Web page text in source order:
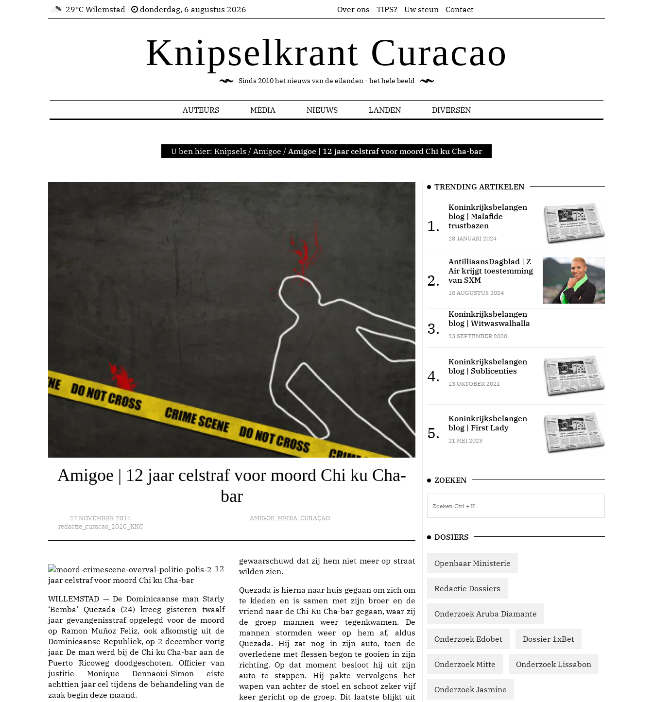
29°C Wilemstad donderdag, 6 augustus 2026 Over ons TIPS? Uw steun Contact
Knipselkrant Curacao
Sinds 2010 het nieuws van de eilanden - het hele beeld
AUTEURS MEDIA NIEUWS LANDEN DIVERSEN
U ben hier: Knipsels / Amigoe / Amigoe | 12 jaar celstraf voor moord Chi ku Cha-bar
Amigoe | 12 jaar celstraf voor moord Chi ku Cha-
bar
27 NOVEMBER 2014
redactie_curacao_2010_KKC
AMIGOE,MEDIA,CURAÇAO
12
jaar celstraf voor moord Chi ku Cha-bar
WILLEMSTAD — De Dominicaanse man Starly
‘Bemba’ Quezada (24) kreeg gisteren twaalf
jaar gevangenisstraf opgelegd voor de moord
op Ramon Muñoz Feliz, ook afkomstig uit de
Dominicaanse Republiek, op 2 december vorig
jaar. De man werd bij de Chi ku Cha-bar aan de
Puerto Ricoweg doodgeschoten. Officier van
justitie Monique Dennaoui-Simon eiste
achttien jaar cel tijdens de behandeling van de
zaak begin deze maand.
gewaarschuwd dat zij hem niet meer op straat
wilden zien.
Quezada is hierna naar huis gegaan om zich om
te kleden en is samen met zijn broer en de
vriend naar de Chi Ku Cha-bar gegaan, waar zij
de groep mannen weer tegenkwamen. De
mannen stormden weer op hem af, aldus
Quezada. Hij zat nog in zijn auto, toen de
overledene met flessen begon te gooien in zijn
richting. Op dat moment besloot hij uit zijn
auto te stappen. Hij pakte vervolgens het
wapen van achter de stoel en schoot zeker vijf
keer gericht op de groep. Dit laatste blijkt uit
TRENDING ARTIKELEN
1.
Koninkrijksbelangen
blog | Malafide
trustbazen
28 JANUARI 2024
2.
AntilliaansDagblad | Z
Air krijgt toestemming
van SXM
10 AUGUSTUS 2024
3.
Koninkrijksbelangen
blog | Witwaswalhalla
23 SEPTEMBER 2020
4.
Koninkrijksbelangen
blog | Sublicenties
13 OKTOBER 2021
5.
Koninkrijksbelangen
blog | First Lady
21 MEI 2023
ZOEKEN
DOSIERS
Openbaar Ministerie
Redactie Dossiers
Onderzoek Aruba Diamante
Onderzoek Edobet Dossier 1xBet
Onderzoek Mitte Onderzoek Lissabon
Onderzoek Jasmine